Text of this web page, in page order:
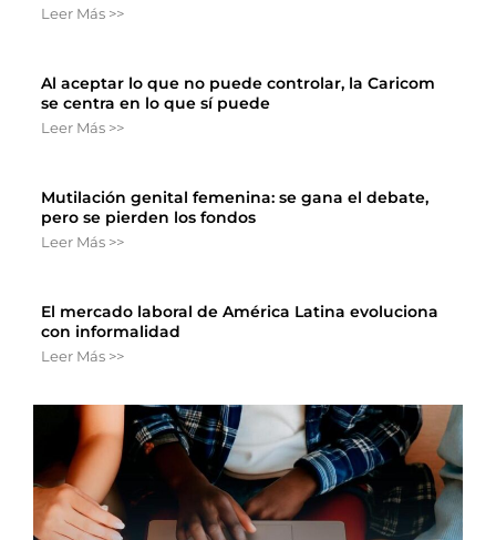
Leer Más >>
Al aceptar lo que no puede controlar, la Caricom
se centra en lo que sí puede
Leer Más >>
Mutilación genital femenina: se gana el debate,
pero se pierden los fondos
Leer Más >>
El mercado laboral de América Latina evoluciona
con informalidad
Leer Más >>